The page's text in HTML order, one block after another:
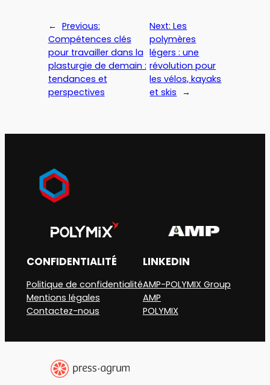
← Previous:
Compétences clés
pour travailler dans la
plasturgie de demain :
tendances et
perspectives
Next:Les
polymères
légers : une
révolution pour
les vélos, kayaks
et skis →
CONFIDENTIALITÉ
Politique de confidentialité
Mentions légales
Contactez-nous
LINKEDIN
AMP-POLYMIX Group
AMP
POLYMIX